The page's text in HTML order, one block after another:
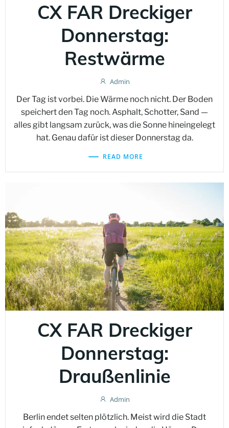
CX FAR Dreckiger
Donnerstag:
Restwärme
Admin
Der Tag ist vorbei. Die Wärme noch nicht. Der Boden
speichert den Tag noch. Asphalt, Schotter, Sand —
alles gibt langsam zurück, was die Sonne hineingelegt
hat. Genau dafür ist dieser Donnerstag da.
READ MORE
CX FAR Dreckiger
Donnerstag:
Draußenlinie
Admin
Berlin endet selten plötzlich. Meist wird die Stadt